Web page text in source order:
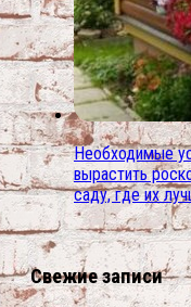
Необходимые
вырастить
саду, где их
Свежие записи